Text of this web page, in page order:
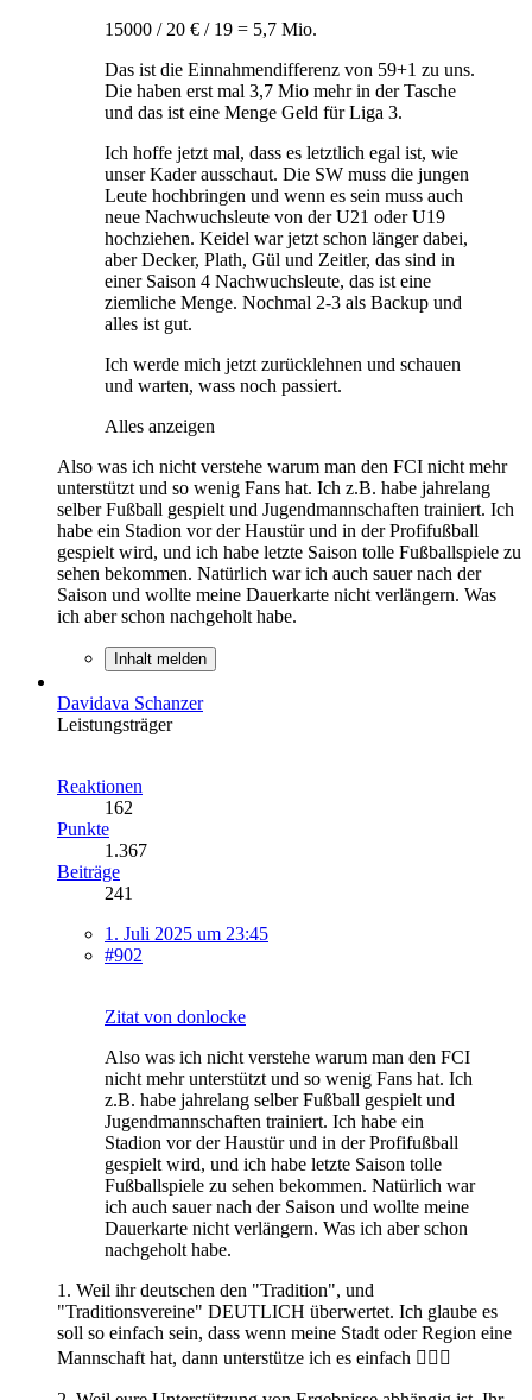
15000 / 20 € / 19 = 5,7 Mio.
Das ist die Einnahmendifferenz von 59+1 zu uns.
Die haben erst mal 3,7 Mio mehr in der Tasche
und das ist eine Menge Geld für Liga 3.
Ich hoffe jetzt mal, dass es letztlich egal ist, wie
unser Kader ausschaut. Die SW muss die jungen
Leute hochbringen und wenn es sein muss auch
neue Nachwuchsleute von der U21 oder U19
hochziehen. Keidel war jetzt schon länger dabei,
aber Decker, Plath, Gül und Zeitler, das sind in
einer Saison 4 Nachwuchsleute, das ist eine
ziemliche Menge. Nochmal 2-3 als Backup und
alles ist gut.
Ich werde mich jetzt zurücklehnen und schauen
und warten, wass noch passiert.
Alles anzeigen
Also was ich nicht verstehe warum man den FCI nicht mehr
unterstützt und so wenig Fans hat. Ich z.B. habe jahrelang
selber Fußball gespielt und Jugendmannschaften trainiert. Ich
habe ein Stadion vor der Haustür und in der Profifußball
gespielt wird, und ich habe letzte Saison tolle Fußballspiele zu
sehen bekommen. Natürlich war ich auch sauer nach der
Saison und wollte meine Dauerkarte nicht verlängern. Was
ich aber schon nachgeholt habe.
Inhalt melden
Davidava Schanzer
Leistungsträger
Reaktionen
162
Punkte
1.367
Beiträge
241
1. Juli 2025 um 23:45
#902
Zitat von donlocke
Also was ich nicht verstehe warum man den FCI
nicht mehr unterstützt und so wenig Fans hat. Ich
z.B. habe jahrelang selber Fußball gespielt und
Jugendmannschaften trainiert. Ich habe ein
Stadion vor der Haustür und in der Profifußball
gespielt wird, und ich habe letzte Saison tolle
Fußballspiele zu sehen bekommen. Natürlich war
ich auch sauer nach der Saison und wollte meine
Dauerkarte nicht verlängern. Was ich aber schon
nachgeholt habe.
1. Weil ihr deutschen den "Tradition", und
"Traditionsvereine" DEUTLICH überwertet. Ich glaube es
soll so einfach sein, dass wenn meine Stadt oder Region eine
Mannschaft hat, dann unterstütze ich es einfach 🤷🏿‍♂️